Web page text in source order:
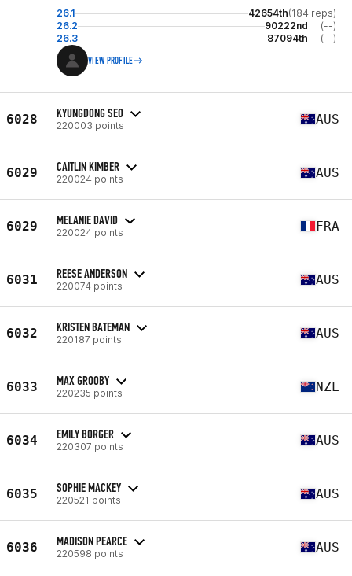
26.1 42654th(184 reps)
26.2
90222nd
(--)
26.3
87094th (--)
VIEW PROFILE
6028 KYUNGDONG SEO
220003 points AUS
6029 CAITLIN KIMBER
220024 points AUS
6029 MELANIE DAVID
220024 points FRA
6031 REESE ANDERSON
220074 points AUS
6032 KRISTEN BATEMAN
220187 points AUS
6033 MAX GROOBY
220235 points NZL
6034 EMILY BORGER
220307 points AUS
6035 SOPHIE MACKEY
220521 points AUS
6036 MADISON PEARCE
220598 points AUS